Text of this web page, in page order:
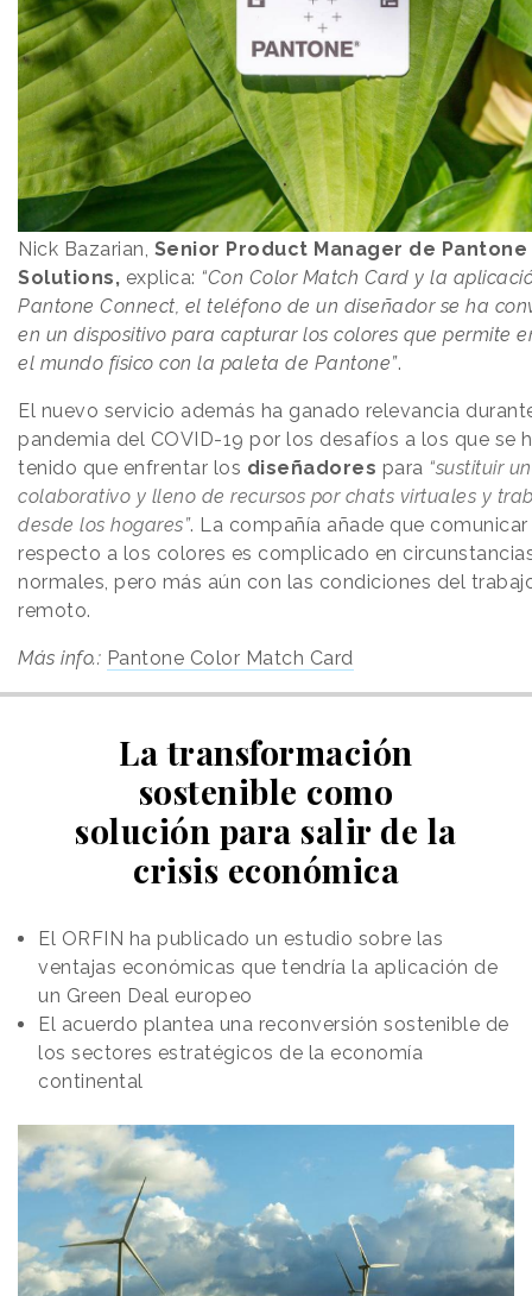
Nick Bazarian, Senior Product Manager de
Solutions, explica: “Con Color Match Card y la
Pantone Connect, el teléfono de un diseñador se ha
en un dispositivo para capturar los colores que permite
el mundo físico con la paleta de Pantone”.
El nuevo servicio además ha ganado relevancia
pandemia del COVID-19 por los desafíos a los que se
tenido que enfrentar los diseñadores para “sustituir
colaborativo y lleno de recursos por chats virtuales y
desde los hogares”. La compañía añade que comunicar
respecto a los colores es complicado en
normales, pero más aún con las condiciones del
remoto.
Más info.: Pantone Color Match Card
La transformación
sostenible como
solución para salir de la
crisis económica
El ORFIN ha publicado un estudio sobre las
ventajas económicas que tendría la aplicación de
un Green Deal europeo
El acuerdo plantea una reconversión sostenible de
los sectores estratégicos de la economía
continental